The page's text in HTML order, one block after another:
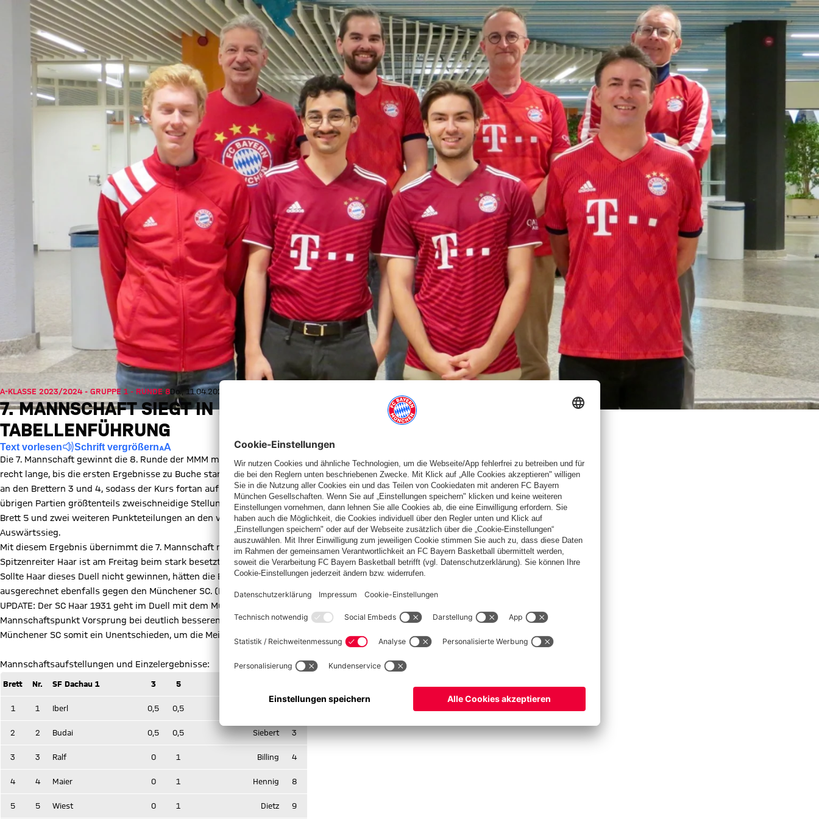
A-KLASSE 2023/2024 - GRUPPE 1 - RUNDE 8Do., 11.04.2024, 21:50 UTC
7. MANNSCHAFT SIEGT IN DACHAU UND ÜBERNIMMT
TABELLENFÜHRUNG
Text vorlesen Schrift vergrößern
Die 7. Mannschaft gewinnt die 8. Runde der MMM mit 5:3 und legt im Meisterschaftsrennen mit Haar vor. In Dachau dauerte es
recht lange, bis die ersten Ergebnisse zu Buche standen. Nach einem Remis an Brett 8 gelangen den Roten dann wichtige Siege
an den Brettern 3 und 4, sodass der Kurs fortan auf Sieg stand. Dennoch war Vorsicht geboten, da Brett 7 verloren stand und die
übrigen Partien größtenteils zweischneidige Stellungen mit viel Fehlerpotenzial und Zeitnot boten. Mit einem starken Sieg an
Brett 5 und zwei weiteren Punkteteilungen an den vorderen Plätzen landeten die Bayern aber einen letztlich überzeugenden
Auswärtssieg.
Mit diesem Ergebnis übernimmt die 7. Mannschaft nun für mindestens eine Nacht den Platz an der Sonne. Der bisherige
Spitzenreiter Haar ist am Freitag beim stark besetzten Münchener SC gefordert, der ebenfalls noch Aufstiegsambitionen hat.
Sollte Haar dieses Duell nicht gewinnen, hätten die Bayern die Entscheidung am letzten Spieltag in der eigenen Hand -
ausgerechnet ebenfalls gegen den Münchener SC. (Billing)
UPDATE: Der SC Haar 1931 geht im Duell mit dem Münchener SC 1836 mit 1:7 unter. Die Bayern erobern somit mit einem
Mannschaftspunkt Vorsprung bei deutlich besseren Brettpunkten die Tabellenführung. Am letzten Spieltag genügt gegen den
Münchener SC somit ein Unentschieden, um die Meisterschaft in der A-Klasse 1 perfekt zu machen!
Mannschaftsaufstellungen und Einzelergebnisse:
Brett Nr. SF Dachau 1 3 5
1 1 Iberl 0,5 0,5
2 2 Budai 0,5 0,5 Siebert 3
3 3 Ralf 0 1 Billing 4
4 4 Maier 0 1 Hennig 8
5 5 Wiest 0 1 Dietz 9